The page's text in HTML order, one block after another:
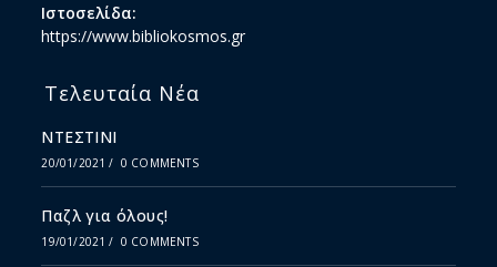
Ιστοσελίδα:
https://www.bibliokosmos.gr
Τελευταία Νέα
ΝΤΕΣΤΙΝΙ
20/01/2021 / 0 COMMENTS
Παζλ για όλους!
19/01/2021 / 0 COMMENTS